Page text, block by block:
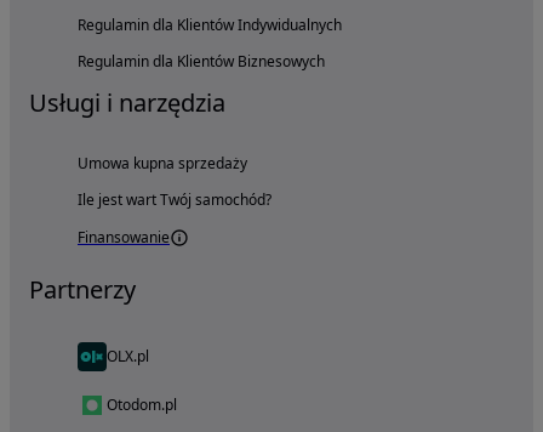
Regulamin dla Klientów Indywidualnych
Regulamin dla Klientów Biznesowych
Usługi i narzędzia
Umowa kupna sprzedaży
Ile jest wart Twój samochód?
Finansowanie
Partnerzy
OLX.pl
Otodom.pl